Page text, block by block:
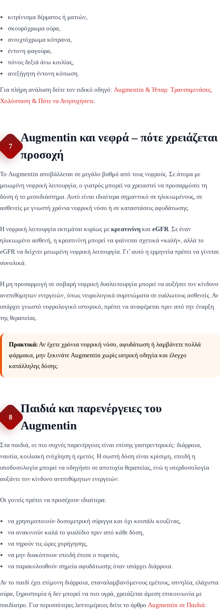
κιτρίνισμα δέρματος ή ματιών,
σκουρόχρωμα ούρα,
ανοιχτόχρωμα κόπρανα,
έντονη φαγούρα,
πόνος δεξιά άνω κοιλίας,
ανεξήγητη έντονη κόπωση.
Για πλήρη ανάλυση δείτε τον ειδικό οδηγό: Augmentin & Ήπαρ: Τρανσαμινάσες,
Χολόσταση & Πότε να Ανησυχήσετε.
7
Augmentin και νεφρά – πότε χρειάζεται
προσοχή
Το Augmentin αποβάλλεται σε μεγάλο βαθμό από τους νεφρούς. Σε άτομα με
μειωμένη νεφρική λειτουργία, ο γιατρός μπορεί να χρειαστεί να προσαρμόσει τη
δόση ή το μεσοδιάστημα. Αυτό είναι ιδιαίτερα σημαντικό σε ηλικιωμένους, σε
ασθενείς με γνωστή χρόνια νεφρική νόσο ή σε καταστάσεις αφυδάτωσης.
Η νεφρική λειτουργία εκτιμάται κυρίως με κρεατινίνη και eGFR. Σε έναν
ηλικιωμένο ασθενή, η κρεατινίνη μπορεί να φαίνεται σχετικά «καλή», αλλά το
eGFR να δείχνει μειωμένη νεφρική λειτουργία. Γι’ αυτό η ερμηνεία πρέπει να γίνεται
συνολικά.
Η μη προσαρμογή σε σοβαρή νεφρική δυσλειτουργία μπορεί να αυξήσει τον κίνδυνο
ανεπιθύμητων ενεργειών, όπως νευρολογικά συμπτώματα σε ευάλωτους ασθενείς. Αν
υπάρχει γνωστό νεφρολογικό ιστορικό, πρέπει να αναφέρεται πριν από την έναρξη
της θεραπείας.
Πρακτικά: Αν έχετε χρόνια νεφρική νόσο, αφυδάτωση ή λαμβάνετε πολλά
φάρμακα, μην ξεκινάτε Augmentin χωρίς ιατρική οδηγία και έλεγχο
κατάλληλης δόσης.
8
Παιδιά και παρενέργειες του
Augmentin
Στα παιδιά, οι πιο συχνές παρενέργειες είναι επίσης γαστρεντερικές: διάρροια,
ναυτία, κοιλιακή ενόχληση ή εμετός. Η σωστή δόση είναι κρίσιμη, επειδή η
υποδοσολογία μπορεί να οδηγήσει σε αποτυχία θεραπείας, ενώ η υπερδοσολογία
αυξάνει τον κίνδυνο ανεπιθύμητων ενεργειών.
Οι γονείς πρέπει να προσέχουν ιδιαίτερα:
να χρησιμοποιούν δοσομετρική σύριγγα και όχι κουτάλι κουζίνας,
να ανακινούν καλά το φιαλίδιο πριν από κάθε δόση,
να τηρούν τις ώρες χορήγησης,
να μην διακόπτουν επειδή έπεσε ο πυρετός,
να παρακολουθούν σημεία αφυδάτωσης όταν υπάρχει διάρροια.
Αν το παιδί έχει επίμονη διάρροια, επαναλαμβανόμενους εμέτους, υπνηλία, ελάχιστα
ούρα, ξηροστομία ή δεν μπορεί να πιει υγρά, χρειάζεται άμεση επικοινωνία με
παιδίατρο. Για περισσότερες λεπτομέρειες δείτε το άρθρο Augmentin σε Παιδιά: